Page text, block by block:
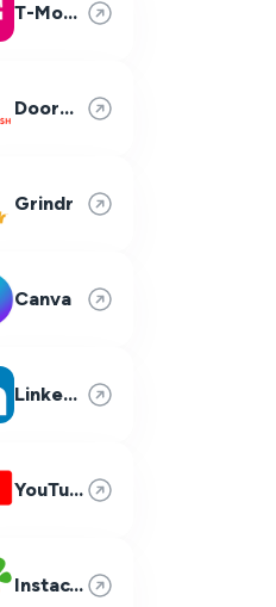
T-Mobile
DoorDash
Grindr
Canva
LinkedIn
YouTube TV
Instacart